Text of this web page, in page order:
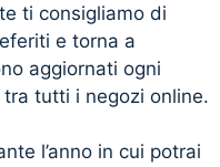
ti consigliamo di
e torna a
aggiornati ogni
tutti i negozi online.
l’anno in cui potrai